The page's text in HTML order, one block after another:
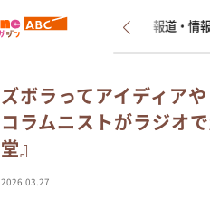
新着 インタビュー 報道・情
ズボラってアイディア
コラムニストがラジオ
堂』
2026.03.27